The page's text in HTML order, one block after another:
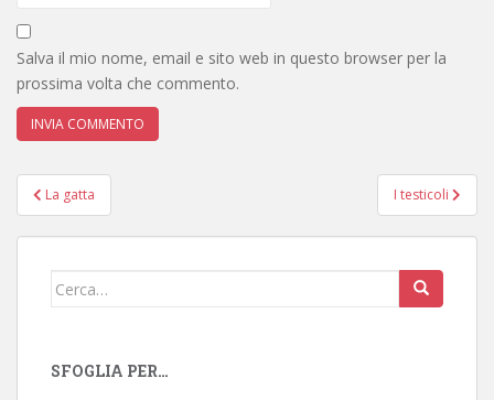
Salva il mio nome, email e sito web in questo browser per la
prossima volta che commento.
Navigazione
articoli
La gatta I testicoli
Cerca:
SFOGLIA PER…